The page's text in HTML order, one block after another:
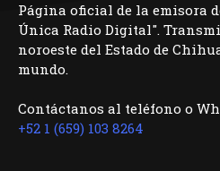
Página oficial de la emisora
Única Radio Digital".
noroeste del Estado de
mundo.
Contáctanos al teléfono o
+52 1 (659) 103 8264